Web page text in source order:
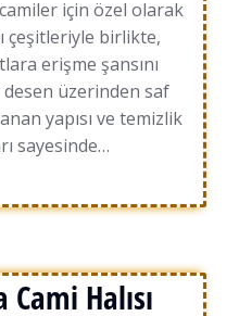
için özel olarak
çeşitleriyle birlikte,
erişme şansını
üzerinden saf
yapısı ve temizlik
sayesinde…
Halısı